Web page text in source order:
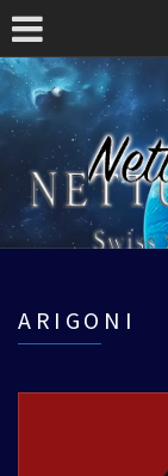
ARIGONI